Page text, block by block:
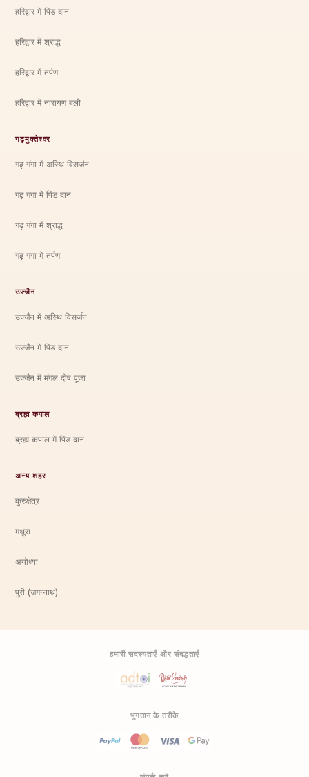
हरिद्वार में पिंड दान
हरिद्वार में श्राद्ध
हरिद्वार में तर्पण
हरिद्वार में नारायण बली
गढ़मुक्तेश्वर
गढ़ गंगा में अस्थि विसर्जन
गढ़ गंगा में पिंड दान
गढ़ गंगा में श्राद्ध
गढ़ गंगा में तर्पण
उज्जैन
उज्जैन में अस्थि विसर्जन
उज्जैन में पिंड दान
उज्जैन में मंगल दोष पूजा
ब्रह्म कपाल
ब्रह्म कपाल में पिंड दान
अन्य शहर
कुरुक्षेत्र
मथुरा
अयोध्या
पुरी (जगन्नाथ)
हमारी सदस्यताएँ और संबद्धताएँ
भुगतान के तरीके